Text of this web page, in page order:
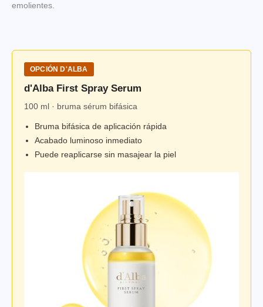
emolientes.
OPCIÓN D'ALBA
d'Alba First Spray Serum
100 ml · bruma sérum bifásica
Bruma bifásica de aplicación rápida
Acabado luminoso inmediato
Puede reaplicarse sin masajear la piel